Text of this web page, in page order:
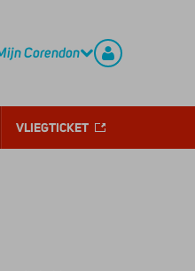
Corendon
VLIEGTICKET